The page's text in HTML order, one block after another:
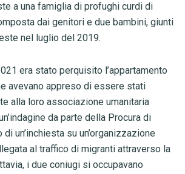
a una famiglia di profughi curdi di
dai genitori e due bambini, giunti
nel luglio del 2019.
era stato perquisito l’appartamento
avevano appreso di essere stati
alla loro associazione umanitaria
da parte della Procura di
un’inchiesta su un’organizzazione
al traffico di migranti attraverso la
i due coniugi si occupavano